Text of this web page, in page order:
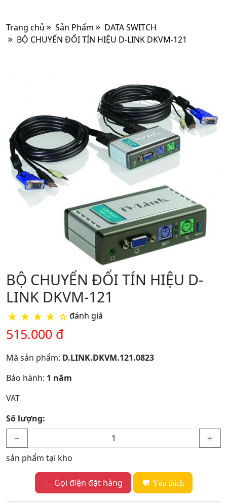
Trang chủ Sản Phẩm
DATA SWITCH
BỘ CHUYỂN ĐỔI TÍN HIỆU D-LINK DKVM-121
BỘ CHUYỂN ĐỔI TÍN HIỆU D-
LINK DKVM-121
★ ★ ★ ★ ☆đánh giá
515.000 đ
Mã sản phẩm: D.LINK.DKVM.121.0823
Bảo hành: 1 năm
VAT
Số lượng:
sản phẩm tại kho
Gọi điện đặt hàng Yêu thích